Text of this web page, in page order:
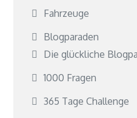
Fahrzeuge
Blogparaden
Die glückliche
1000 Fragen
365 Tage Challenge